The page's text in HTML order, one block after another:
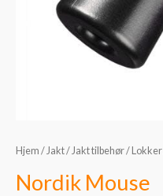
Hjem /Jakt/Jakt tilbehør/ Lokker
Nordik Mouse